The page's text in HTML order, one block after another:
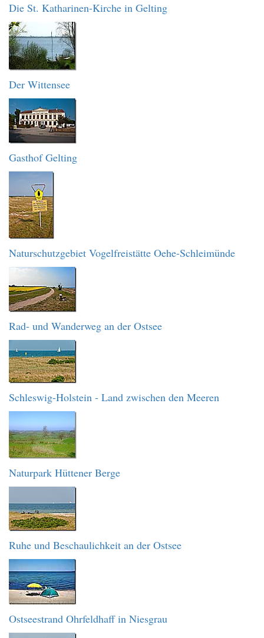
Die St. Katharinen-Kirche in Gelting
Der Wittensee
Gasthof Gelting
Naturschutzgebiet Vogelfreistätte Oehe-Schleimünde
Rad- und Wanderweg an der Ostsee
Schleswig-Holstein - Land zwischen den Meeren
Naturpark Hüttener Berge
Ruhe und Beschaulichkeit an der Ostsee
Ostseestrand Ohrfeldhaff in Niesgrau